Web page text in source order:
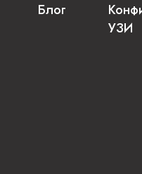
Блог
УЗИ